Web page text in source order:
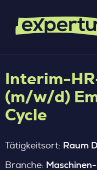
Interim-
(m/w/d)
Cycle
Tätigkeitsort: Raum
Branche: